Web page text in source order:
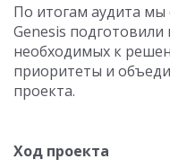
По итогам аудита мы
Genesis подготовили
необходимых к
приоритеты и
проекта.
Ход проекта